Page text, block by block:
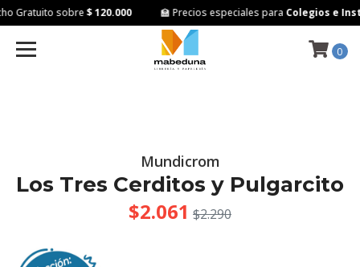
Gratuito sobre$ 120.000 🏫 Precios especiales paraColegios e
0
Mundicrom
Los Tres Cerditos y Pulgarcito
$2.061 $2.290